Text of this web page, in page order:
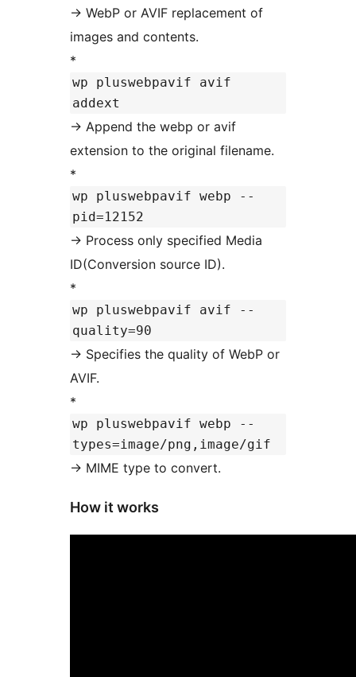
-> WebP or AVIF replacement of
images and contents.
*
wp pluswebpavif avif
addext
-> Append the webp or avif
extension to the original filename.
*
wp pluswebpavif webp --
pid=12152
-> Process only specified Media
ID(Conversion source ID).
*
wp pluswebpavif avif --
quality=90
-> Specifies the quality of WebP or
AVIF.
*
wp pluswebpavif webp --
types=image/png,image/gif
-> MIME type to convert.
How it works